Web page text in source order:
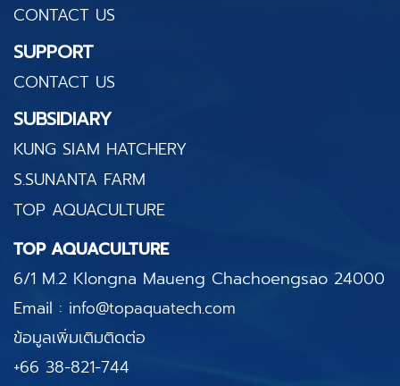
CONTACT US
SUPPORT
CONTACT US
SUBSIDIARY
KUNG SIAM HATCHERY
S.SUNANTA FARM
TOP AQUACULTURE
TOP AQUACULTURE
6/1 M.2 Klongna Maueng Chachoengsao 24000
Email : info@topaquatech.com
ข้อมูลเพิ่มเติมติดต่อ
+66 38-821-744